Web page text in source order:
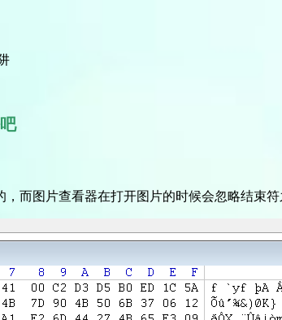
，而图片查看器在打开图片的时候会忽略结束